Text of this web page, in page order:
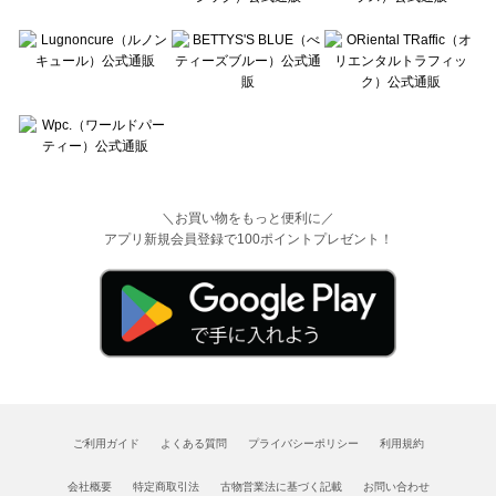
＼お買い物をもっと便利に／
アプリ新規会員登録で100ポイントプレゼント！
ご利用ガイド よくある質問 プライバシーポリシー 利用規約
会社概要 特定商取引法 古物営業法に基づく記載 お問い合わせ